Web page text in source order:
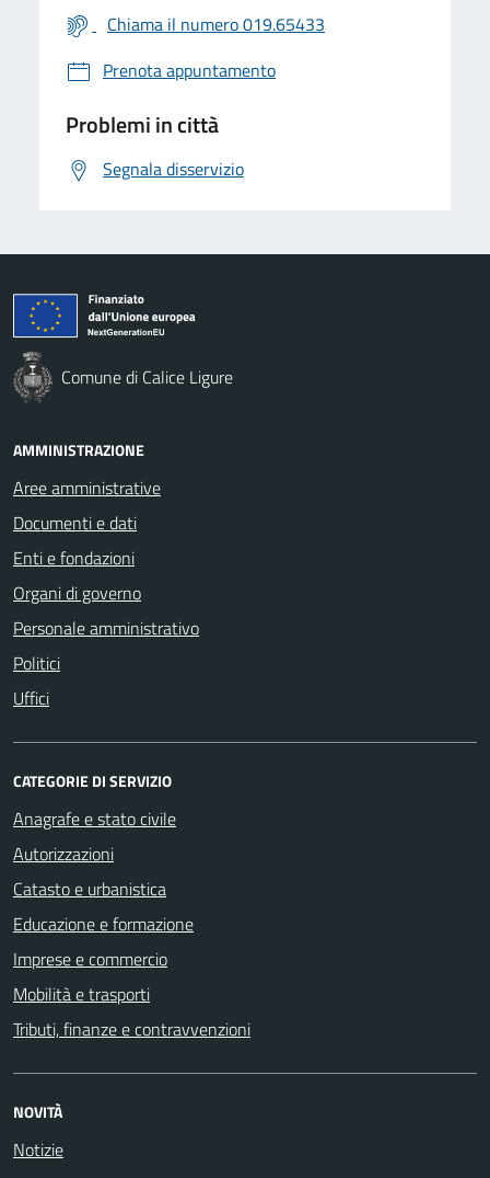
Chiama il numero 019.65433
Prenota appuntamento
Problemi in città
Segnala disservizio
Comune di Calice Ligure
AMMINISTRAZIONE
Aree amministrative
Documenti e dati
Enti e fondazioni
Organi di governo
Personale amministrativo
Politici
Uffici
CATEGORIE DI SERVIZIO
Anagrafe e stato civile
Autorizzazioni
Catasto e urbanistica
Educazione e formazione
Imprese e commercio
Mobilità e trasporti
Tributi, finanze e contravvenzioni
NOVITÀ
Notizie